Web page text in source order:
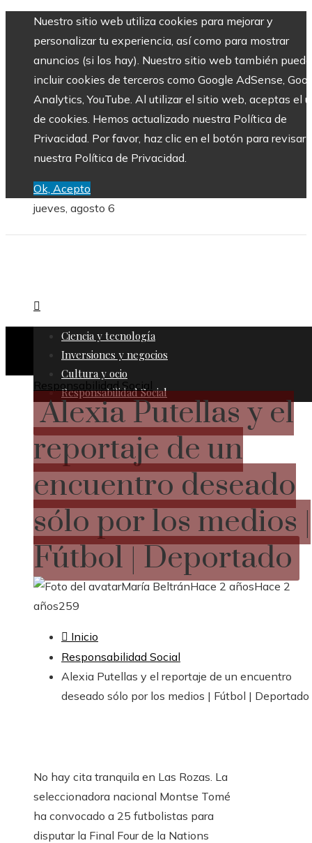
Nuestro sitio web utiliza cookies para mejorar y
personalizar tu experiencia, así como para mostrar
anuncios (si los hay). Nuestro sitio web también puede
incluir cookies de terceros como Google AdSense,
Analytics, YouTube. Al utilizar el sitio web, aceptas el
de cookies. Hemos actualizado nuestra Política de
Privacidad. Por favor, haz clic en el botón para revisar
nuestra Política de Privacidad.
Ok, Acepto
jueves, agosto 6
Ciencia y tecnología
Inversiones y negocios
Cultura y ocio
Responsabilidad Social
Responsabilidad Social
Alexia Putellas y el
reportaje de un
encuentro deseado
sólo por los medios |
Fútbol | Deportado
María BeltránHace 2 añosHace 2
años259
Inicio
Responsabilidad Social
Alexia Putellas y el reportaje de un encuentro
deseado sólo por los medios | Fútbol | Deportado
No hay cita tranquila en Las Rozas. La
seleccionadora nacional Montse Tomé
ha convocado a 25 futbolistas para
disputar la Final Four de la Nations